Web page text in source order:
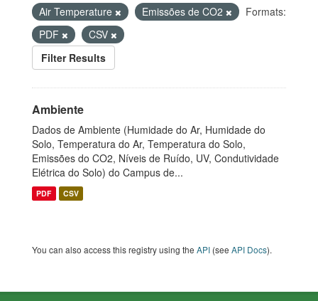
Air Temperature
Emissões de CO2
Formats:
PDF
CSV
Filter Results
Ambiente
Dados de Ambiente (Humidade do Ar, Humidade do
Solo, Temperatura do Ar, Temperatura do Solo,
Emissões do CO2, Níveis de Ruído, UV, Condutividade
Elétrica do Solo) do Campus de...
PDF CSV
You can also access this registry using the API (see API Docs).